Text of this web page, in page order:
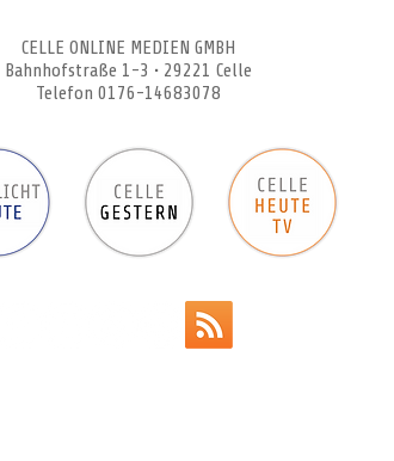
CELLE ONLINE MEDIEN GMBH
Bahnhofstraße 1-3 • 29221 Celle
Telefon 0176-14683078